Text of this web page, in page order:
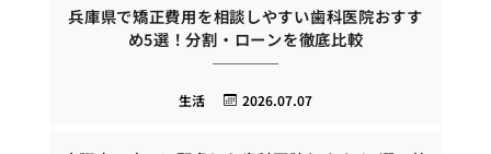
兵庫県で矯正費用を相談しやすい歯科医院おすす
め5選！分割・ローンを徹底比較
2026.07.07
生活